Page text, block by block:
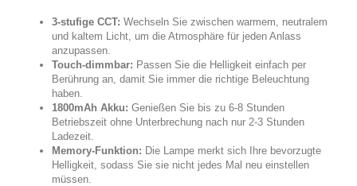
3-stufige CCT: Wechseln Sie zwischen warmem, neutralem
und kaltem Licht, um die Atmosphäre für jeden Anlass
anzupassen.
Touch-dimmbar: Passen Sie die Helligkeit einfach per
Berührung an, damit Sie immer die richtige Beleuchtung
haben.
1800mAh Akku: Genießen Sie bis zu 6-8 Stunden
Betriebszeit ohne Unterbrechung nach nur 2-3 Stunden
Ladezeit.
Memory-Funktion: Die Lampe merkt sich Ihre bevorzugte
Helligkeit, sodass Sie sie nicht jedes Mal neu einstellen
müssen.